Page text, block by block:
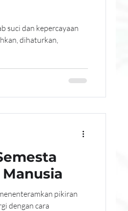
suci dan kepercayaan
dihaturkan,
pikiran
dengan cara